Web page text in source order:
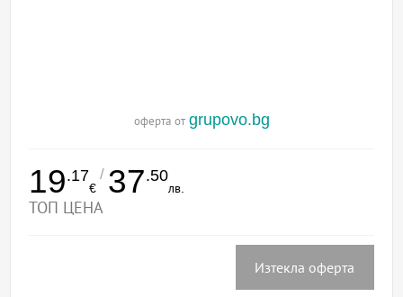
оферта от grupovo.bg
19.17
€
/ 37.50
лв.
ТОП ЦЕНА
Изтекла оферта